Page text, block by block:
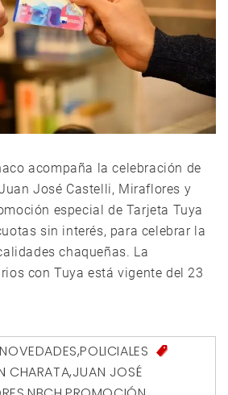
acompaña la celebración de
José Castelli, Miraflores y
especial de Tarjeta Tuya
sin interés, para celebrar la
chaqueñas. La
con Tuya está vigente del 23
NOVEDADES,POLICIALES
CHARATA,JUAN JOSÉ